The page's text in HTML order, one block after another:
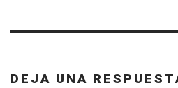
DEJA UNA